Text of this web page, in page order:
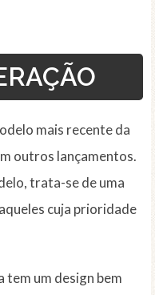
mais recente da
outros lançamentos.
trata-se de uma
cuja prioridade
tem um design bem